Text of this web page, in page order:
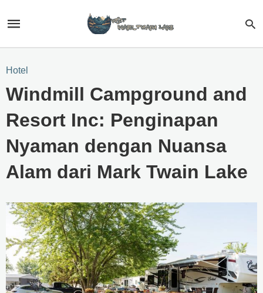
Hotel
Windmill Campground and
Resort Inc: Penginapan
Nyaman dengan Nuansa
Alam dari Mark Twain Lake